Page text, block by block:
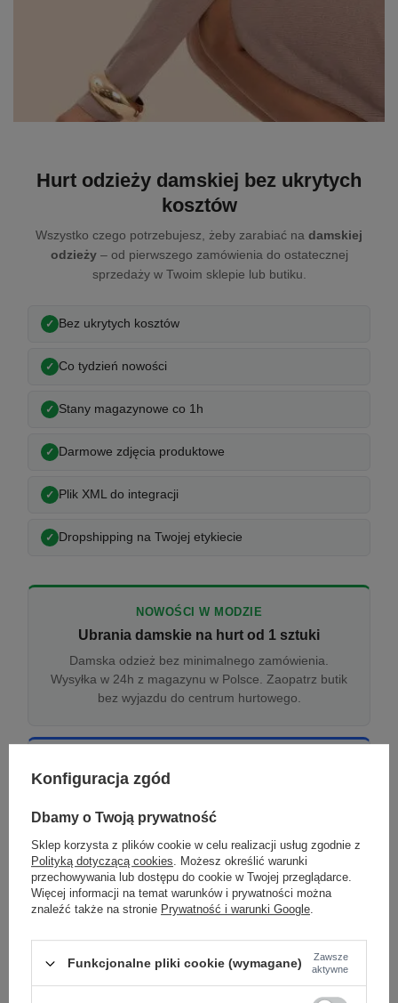
Hurt odzieży damskiej bez ukrytych
kosztów
Wszystko czego potrzebujesz, żeby zarabiać na damskiej
odzieży– od pierwszego zamówienia do ostatecznej
sprzedaży w Twoim sklepie lub butiku.
Bez ukrytych kosztów
Co tydzień nowości
Stany magazynowe co 1h
Darmowe zdjęcia produktowe
Plik XML do integracji
Dropshipping na Twojej etykiecie
NOWOŚCI W MODZIE
Ubrania damskie na hurt od 1 sztuki
Damska odzież bez minimalnego zamówienia.
Wysyłka w 24h z magazynu w Polsce. Zaopatrz butik
bez wyjazdu do centrum hurtowego.
Odzież damska hurtowo online
Internetowa hurtownia damska z plikiem XML/CSV.
Aktualizacja stanów co godzinę.
DROPSHIPPING
Damskie ubrania w dropshippingu
Hurt odzieży damskiej z wysyłką na etykiecie Twojego
sklepu w całej UE. Zero magazynu, zero
Konfiguracja zgód
Dbamy o Twoją prywatność
Sklep korzysta z plików cookie w celu realizacji usług zgodnie z
Polityką dotyczącą cookies. Możesz określić warunki
przechowywania lub dostępu do cookie w Twojej przeglądarce.
Więcej informacji na temat warunków i prywatności można
znaleźć także na stronie Prywatność i warunki Google.
Funkcjonalne pliki cookie (wymagane)
Zawsze
aktywne